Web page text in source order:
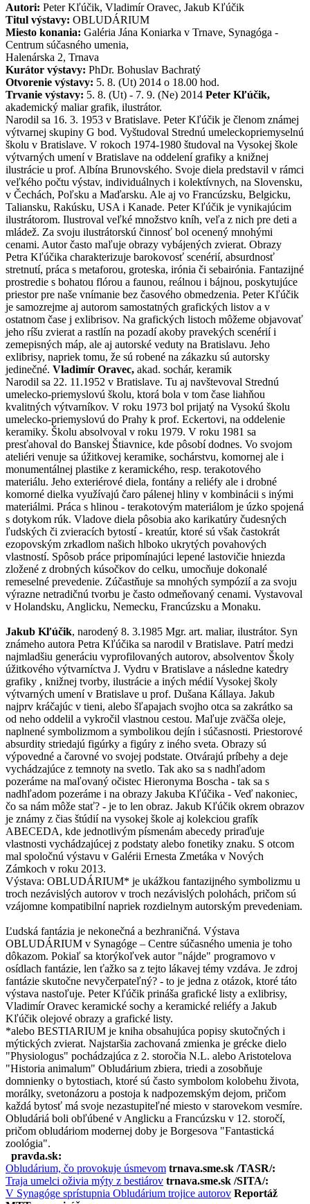
Autori: Peter Kľúčik, Vladimír Oravec, Jakub Kľúčik
Titul výstavy: OBLUDÁRIUM
Miesto konania: Galéria Jána Koniarka v Trnave, Synagóga -
Centrum súčasného umenia,
Halenárska 2, Trnava
Kurátor výstavy: PhDr. Bohuslav Bachratý
Otvorenie výstavy: 5. 8. (Ut) 2014 o 18.00 hod.
Trvanie výstavy: 5. 8. (Ut) - 7. 9. (Ne) 2014 Peter Kľúčik,
akademický maliar grafik, ilustrátor.
Narodil sa 16. 3. 1953 v Bratislave. Peter Kľúčik je členom známej
výtvarnej skupiny G bod. Vyštudoval Strednú umeleckopriemyselnú
školu v Bratislave. V rokoch 1974-1980 študoval na Vysokej škole
výtvarných umení v Bratislave na oddelení grafiky a knižnej
ilustrácie u prof. Albína Brunovského. Svoje diela predstavil v rámci
veľkého počtu výstav, individuálnych i kolektívnych, na Slovensku,
v Čechách, Poľsku a Maďarsku. Ale aj vo Francúzsku, Belgicku,
Taliansku, Rakúsku, USA i Kanade. Peter Kľúčik je vynikajúcim
ilustrátorom. Ilustroval veľké množstvo kníh, veľa z nich pre deti a
mládež. Za svoju ilustrátorskú činnosť bol ocenený mnohými
cenami. Autor často maľuje obrazy vybájených zvierat. Obrazy
Petra Kľúčika charakterizuje barokovosť scenérií, absurdnosť
stretnutí, práca s metaforou, groteska, irónia či sebairónia. Fantazijné
prostredie s bohatou flórou a faunou, reálnou i bájnou, poskytujúce
priestor pre naše vnímanie bez časového obmedzenia. Peter Kľúčik
je samozrejme aj autorom samostatných grafických listov a v
ostatnom čase j exlibrisov. Na grafických listoch môžeme objavovať
jeho ríšu zvierat a rastlín na pozadí akoby pravekých scenérií i
zemepisných máp, ale aj autorské veduty na Bratislavu. Jeho
exlibrisy, napriek tomu, že sú robené na zákazku sú autorsky
jedinečné. Vladimír Oravec, akad. sochár, keramik
Narodil sa 22. 11.1952 v Bratislave. Tu aj navštevoval Strednú
umelecko-priemyslovú školu, ktorá bola v tom čase liahňou
kvalitných výtvarníkov. V roku 1973 bol prijatý na Vysokú školu
umelecko-priemyslovú do Prahy k prof. Eckertovi, na oddelenie
keramiky. Školu absolvoval v roku 1979. V roku 1981 sa
presťahoval do Banskej Štiavnice, kde pôsobí dodnes. Vo svojom
ateliéri venuje sa úžitkovej keramike, sochárstvu, komornej ale i
monumentálnej plastike z keramického, resp. terakotového
materiálu. Jeho exteriérové diela, fontány a reliéfy ale i drobné
komorné dielka využívajú čaro pálenej hliny v kombinácii s inými
materiálmi. Práca s hlinou - terakotovým materiálom je úzko spojená
s dotykom rúk. Vladove diela pôsobia ako karikatúry čudesných
ľudských či zvieracích bytostí - kreatúr, ktoré sú však častokrát
ezopovským zrkadlom našich hlboko ukrytých povahových
vlastností. Spôsob práce pripomínajúci lepené lastovičie hniezda
zložené z drobných kúsočkov do celku, umocňuje dokonalé
remeselné prevedenie. Zúčastňuje sa mnohých sympózií a za svoju
výrazne netradičnú tvorbu je často odmeňovaný cenami. Vystavoval
v Holandsku, Anglicku, Nemecku, Francúzsku a Monaku.
Jakub Kľúčik, narodený 8. 3.1985 Mgr. art. maliar, ilustrátor. Syn
známeho autora Petra Kľúčika sa narodil v Bratislave. Patrí medzi
najmladšiu generáciu vyprofilovaných autorov, absolventov Školy
úžitkového výtvarníctva J. Vydru v Bratislave a následne katedry
grafiky , knižnej tvorby, ilustrácie a iných médií Vysokej školy
výtvarných umení v Bratislave u prof. Dušana Kállaya. Jakub
najprv kráčajúc v tieni, alebo šľapajach svojho otca sa zakrátko sa
od neho oddelil a vykročil vlastnou cestou. Maľuje zväčša oleje,
naplnené symbolizmom a symbolikou dejín i súčasnosti. Priestorové
absurdity striedajú figúrky a figúry z iného sveta. Obrazy sú
výpovedné a čarovné vo svojej podstate. Otvárajú príbehy a deje
vychádzajúce z temnoty na svetlo. Tak ako sa s nadhľadom
pozeráme na maľovaný očistec Hieronyma Boscha - tak sa s
nadhľadom pozeráme i na obrazy Jakuba Kľúčika - Veď nakoniec,
čo sa nám môže stať? - je to len obraz. Jakub Kľúčik okrem obrazov
je známy z čias štúdií na vysokej škole aj kolekciou grafík
ABECEDA, kde jednotlivým písmenám abecedy priraďuje
vlastnosti vychádzajúcej z podstaty alebo fonetiky znaku. S otcom
mal spoločnú výstavu v Galérii Ernesta Zmetáka v Nových
Zámkoch v roku 2013.
Výstava: OBLUDÁRIUM* je ukážkou fantazijného symbolizmu u
troch nezávislých autorov v troch nezávislých polohách, pričom sú
vzájomne kompatibilní napriek rozdielnym autorským prevedeniam.
Ľudská fantázia je nekonečná a bezhraničná. Výstava
OBLUDÁRIUM v Synagóge – Centre súčasného umenia je toho
dôkazom. Pokiaľ sa ktorýkoľvek autor "nájde" programovo v
osídlach fantázie, len ťažko sa z tejto lákavej témy vzdáva. Je zdroj
fantázie skutočne nevyčerpateľný? - to je jedna z otázok, ktoré táto
výstava nastoľuje. Peter Kľúčik prináša grafické listy a exlibrisy,
Vladimír Oravec keramické sochy a keramické reliéfy a Jakub
Kľúčik olejové obrazy a grafické listy.
*alebo BESTIARIUM je kniha obsahujúca popisy skutočných i
mýtických zvierat. Najstaršia zachovaná zmienka je grécke dielo
"Physiologus" pochádzajúca z 2. storočia N.L. alebo Aristotelova
"Historia animalum" Obludárium zbiera, triedi a zosobňuje
domnienky o bytostiach, ktoré sú často symbolom kolobehu života,
morálky, svetonázoru a postoja k nadpozemským dejom, pričom
každá bytosť má svoje nezastupiteľné miesto v starovekom vesmíre.
Obludáriá boli obľúbené v Anglicku a Francúzsku v 12. storočí,
pričom obludáriom modernej doby je Borgesova "Fantastická
zoológia".
pravda.sk:
Obludárium, čo provokuje úsmevom trnava.sme.sk /TASR/:
Traja umelci oživia mýty z bestiárov trnava.sme.sk /SITA/:
V Synagóge sprístupnia Obludárium trojice autorov Reportáž